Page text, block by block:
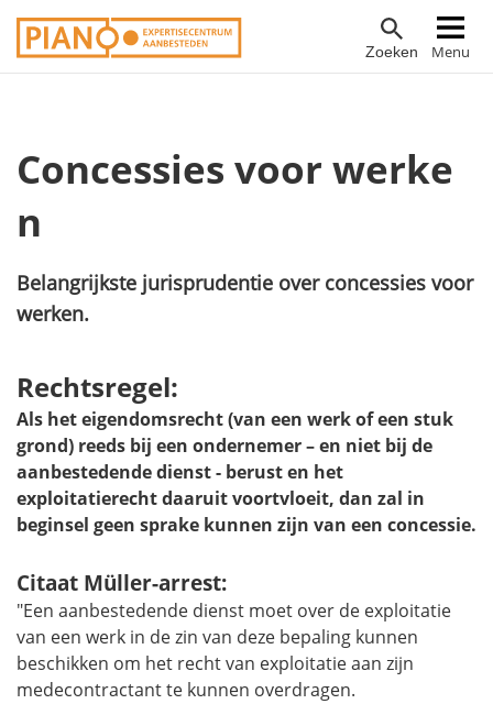
Overslaan
en
gaan
Zoeken Menu
Hoofdnavigatie
Concessies voor werke
n
Belangrijkste jurisprudentie over concessies voor
werken.
Rechtsregel:
Als het eigendomsrecht (van een werk of een stuk
grond) reeds bij een ondernemer – en niet bij de
aanbestedende dienst - berust en het
exploitatierecht daaruit voortvloeit, dan zal in
beginsel geen sprake kunnen zijn van een concessie.
Citaat Müller-arrest:
"Een aanbestedende dienst moet over de exploitatie
van een werk in de zin van deze bepaling kunnen
beschikken om het recht van exploitatie aan zijn
medecontractant te kunnen overdragen.